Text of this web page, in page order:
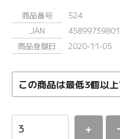
商品番号
524
JAN
商品登録日
2020-11-05
この商品は最低3個以
＋